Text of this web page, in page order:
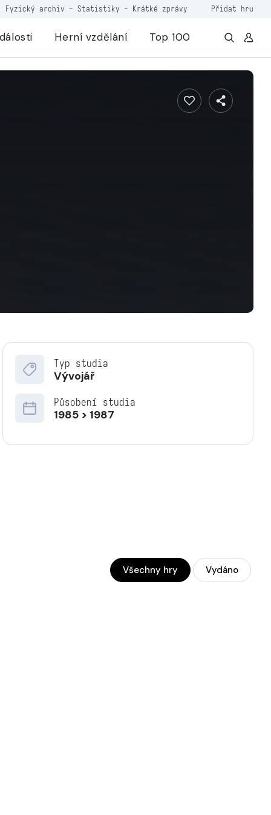
Fyzický archiv - Statistiky - Krátké zprávy Přidat hru
Herní vzdělání Top 100
Typ studia
Vývojář
Působení studia
1985 > 1987
Všechny hry Vydáno